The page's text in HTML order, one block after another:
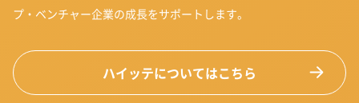
プ・ベンチャー企業の成長をサポートします。
ハイッテについてはこちら